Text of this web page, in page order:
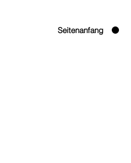
Seitenanfang